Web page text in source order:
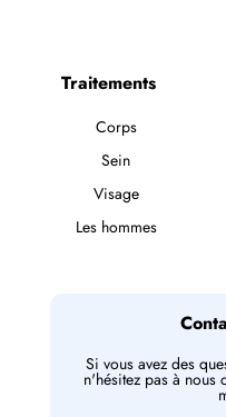
Traitements
Corps
Sein
Visage
Les hommes
Si vous avez des
n'hésitez pas à nous